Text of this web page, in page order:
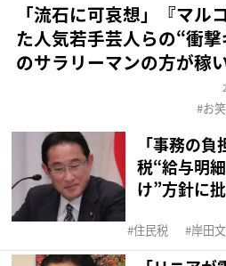
「流石に可哀想」『マル
た人気若手芸人らの“衝
のサラリーマンの方が稼い
お
「事務の
税“給与明
け”方針に
住民税 岸田